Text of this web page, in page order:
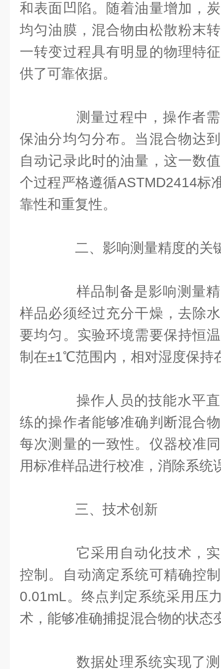
和表面凹陷。随着油量增加，
均匀油膜，混合物由松散粉末
一转变过程具有明显的物理特
供了可靠依据。
测量过程中，操作者需
保油分均匀分布。当混合物达
自动记录此时的油量，这一数
个过程严格遵循ASTMD2414标
靠性和重复性。
二、影响测量精度的关
样品制备是影响测量精
样品必须经过充分干燥，去除
要均匀。实验环境需要保持恒
制在±1℃范围内，相对湿度保持
操作人员的技能水平直
练的操作者能够准确判断混合
每次测量的一致性。仪器校准
用标准样品进行校准，消除系统
三、技术创新
它采用自动化技术，实
控制。自动滴定系统可精确控
0.01mL。终点判定系统采用压
术，能够准确捕捉混合物的状态
数据处理系统实现了测